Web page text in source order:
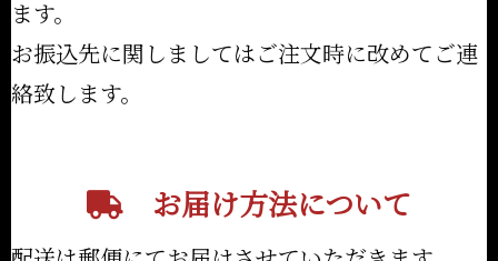
ます。
お振込先に関しましてはご注文時に改めてご連
絡致します。
お届け方法について